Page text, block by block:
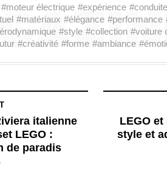
#moteur électrique #expérience
#matériaux #élégance #performance
#style #collection #voiture
#créativité #forme #ambiance
italienne
LEGO :
de paradis
LEGO
style et